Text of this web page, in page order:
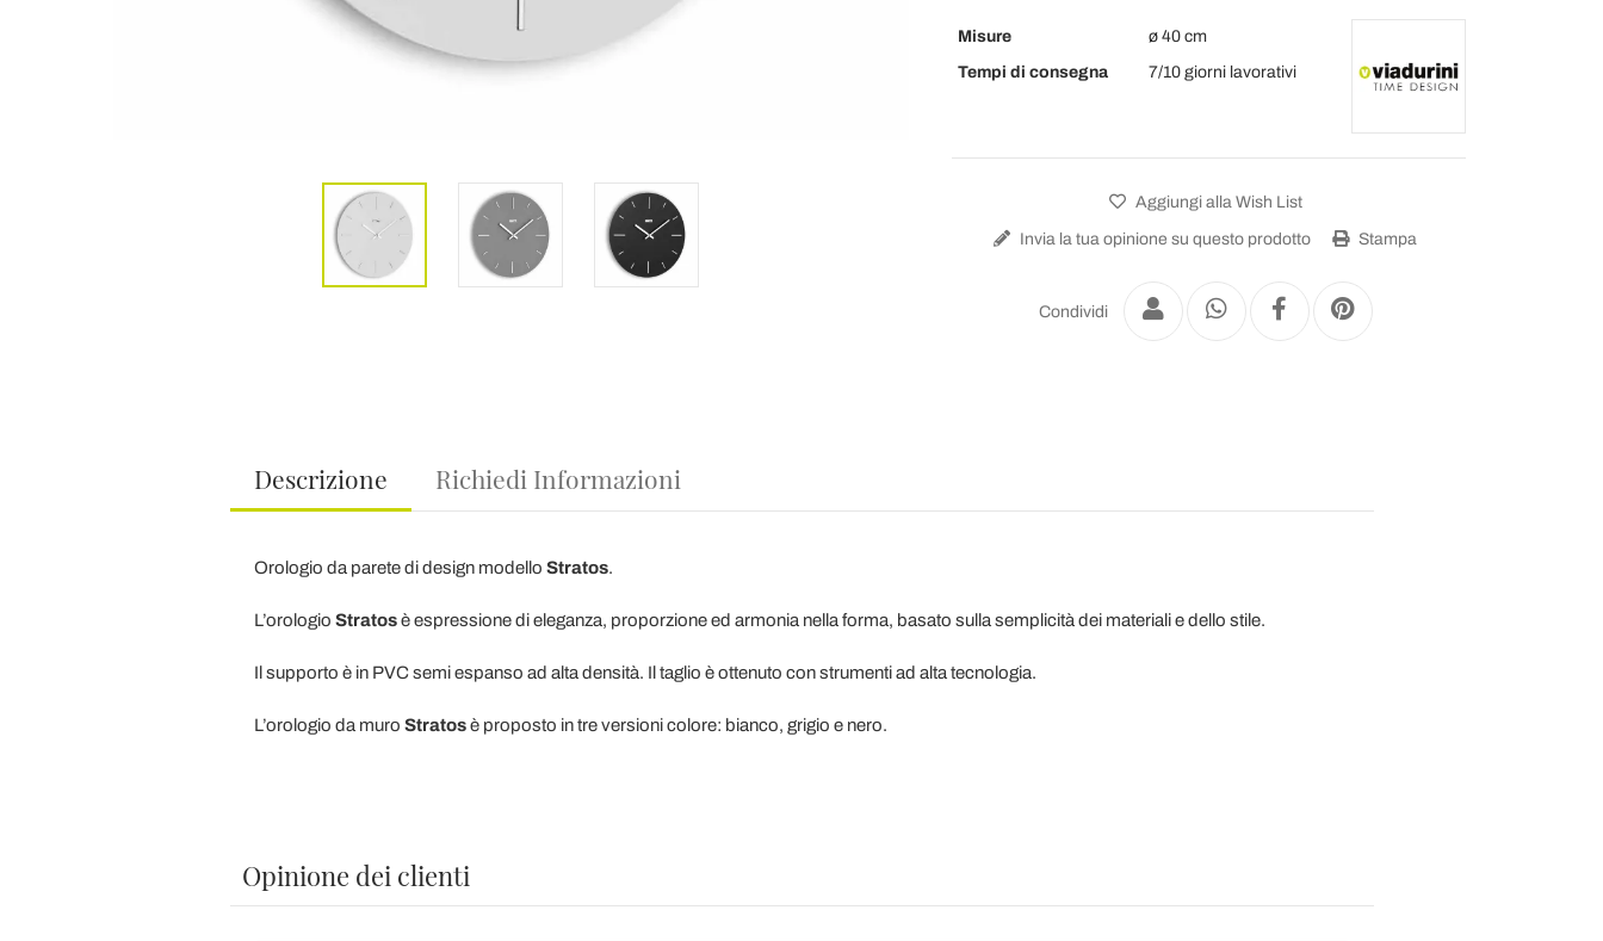
Misure
ø 40 cm
Tempi di consegna
7/10 giorni lavorativi
Aggiungi alla Wish List
Invia la tua opinione su questo prodotto Stampa
Condividi
Descrizione Richiedi Informazioni
Orologio da parete di design modello Stratos.
L’orologio Stratosè espressione di eleganza, proporzione ed armonia nella forma, basato sulla semplicità dei materiali e dello stile.
Il supporto è in PVC semi espanso ad alta densità. Il taglio è ottenuto con strumenti ad alta tecnologia.
L’orologio da muro Stratosè proposto in tre versioni colore: bianco, grigio e nero.
Opinione dei clienti